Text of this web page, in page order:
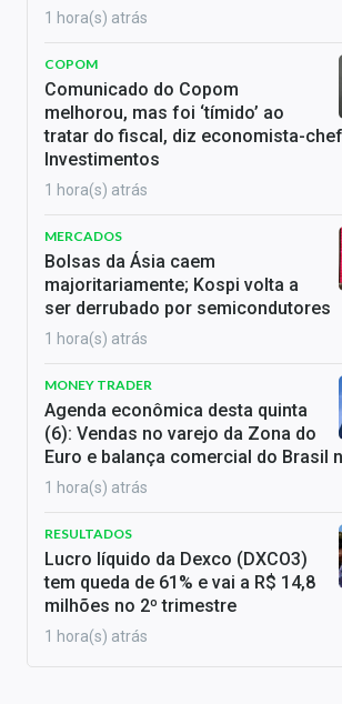
1 hora(s) atrás
COPOM
Comunicado do Copom
melhorou, mas foi ‘tímido’ ao
tratar do fiscal, diz economista-
Investimentos
1 hora(s) atrás
MERCADOS
Bolsas da Ásia caem
majoritariamente; Kospi volta a
ser derrubado por semicondutores
1 hora(s) atrás
MONEY TRADER
Agenda econômica desta quinta
(6): Vendas no varejo da Zona do
Euro e balança comercial do Brasil
1 hora(s) atrás
RESULTADOS
Lucro líquido da Dexco (DXCO3)
tem queda de 61% e vai a R$ 14,8
milhões no 2º trimestre
1 hora(s) atrás